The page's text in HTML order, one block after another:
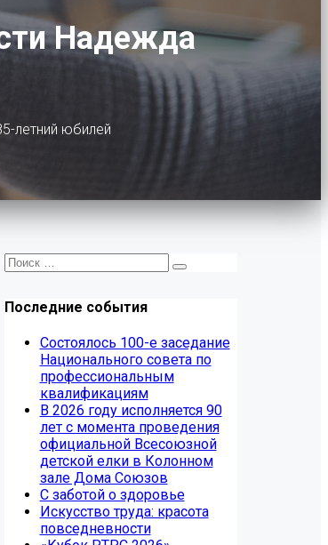
Надежда
летний юбилей
Последние события
Состоялось 100-е заседание
Национального совета по
профессиональным
квалификациям
В 2026 году исполняется 90
лет с момента проведения
официальной Всесоюзной
детской елки в Колонном
зале Дома Союзов
С заботой о здоровье
Искусство труда: красота
повседневности